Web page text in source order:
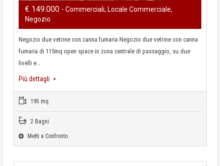
€ 149.000 - Commerciali, Locale Commerciale,
Negozio
Negozio due vetrine con canna fumaria Negozio due vetrine con canna
fumaria di 115mq open space in zona centrale di passaggio, su due
livelli e…
Più dettagli
195 mq
2 Bagni
Metti a Confronto